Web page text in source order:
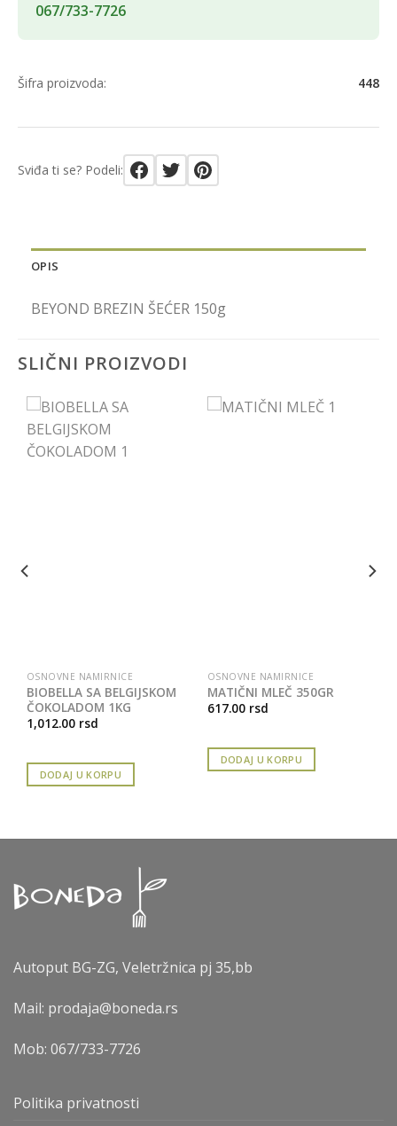
067/733-7726
Šifra proizvoda: 448
Sviđa ti se? Podeli:
OPIS
BEYOND BREZIN ŠEĆER 150g
SLIČNI PROIZVODI
OSNOVNE NAMIRNICE
BIOBELLA SA BELGIJSKOM
ČOKOLADOM 1KG
1,012.00 rsd
DODAJ U KORPU
OSNOVNE NAMIRNICE
MATIČNI MLEČ 350GR
617.00 rsd
DODAJ U KORPU
Autoput BG-ZG, Veletržnica pj 35,bb
Mail: prodaja@boneda.rs
Mob: 067/733-7726
Politika privatnosti